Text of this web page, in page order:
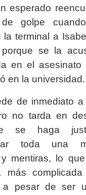
esperado
de golpe
la terminal a
se la
en el asesinato
en la universidad.
de inmediato a
no tarda en
se haga
toda una
mentiras, lo
más
a pesar de ser